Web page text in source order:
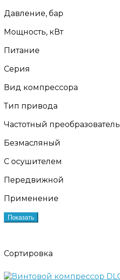
Давление, бар
Мощность, кВт
Питание
Серия
Вид компрессора
Тип привода
Частотный преобразователь
Безмасляный
С осушителем
Передвижной
Применение
Показать
Сортировка